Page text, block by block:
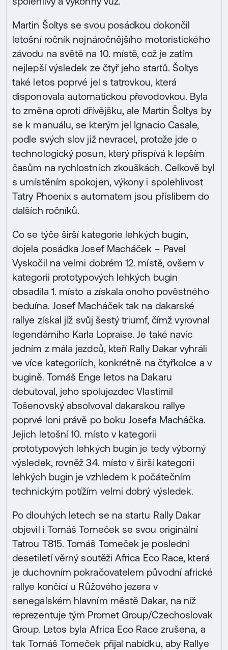
Martin Šoltys se svou posádkou dokončil
letošní ročník nejnáročnějšího motoristického
závodu na světě na 10. místě, což je zatím
nejlepší výsledek ze čtyř jeho startů. Šoltys
také letos poprvé jel s tatrovkou, která
disponovala automatickou převodovkou. Byla
to změna oproti dřívějšku, ale Martin Šoltys by
se k manuálu, se kterým jel Ignacio Casale,
podle svých slov již nevracel, protože jde o
technologický posun, který přispívá k lepším
časům na rychlostních zkouškách. Celkově byl
s umístěním spokojen, výkony i spolehlivost
Tatry Phoenix s automatem jsou příslibem do
dalších ročníků.
Co se týče širší kategorie lehkých bugin,
dojela posádka Josef Macháček – Pavel
Vyskočil na velmi dobrém 12. místě, ovšem v
kategorii prototypových lehkých bugin
obsadila 1. místo a získala onoho pověstného
beduína. Josef Macháček tak na dakarské
rallye získal jíž svůj šestý triumf, čímž vyrovnal
legendárního Karla Lopraise. Je také navíc
jedním z mála jezdců, kteří Rally Dakar vyhráli
ve více kategoriích, konkrétně na čtyřkolce a v
bugině. Tomáš Enge letos na Dakaru
debutoval, jeho spolujezdec Vlastimil
Tošenovský absolvoval dakarskou rallye
poprvé loni právě po boku Josefa Macháčka.
Jejich letošní 10. místo v kategorii
prototypových lehkých bugin je tedy výborný
výsledek, rovněž 34. místo v širší kategorii
lehkých bugin je vzhledem k počátečním
technickým potížím velmi dobrý výsledek.
Po dlouhých letech se na startu Rally Dakar
objevil i Tomáš Tomeček se svou originální
Tatrou T815. Tomáš Tomeček je poslední
desetiletí věrný soutěži Africa Eco Race, která
je duchovním pokračovatelem původní africké
rallye končící u Růžového jezera v
senegalském hlavním městě Dakar, na níž
reprezentuje tým Promet Group/Czechoslovak
Group. Letos byla Africa Eco Race zrušena, a
tak Tomáš Tomeček přijal nabídku, aby Rallye